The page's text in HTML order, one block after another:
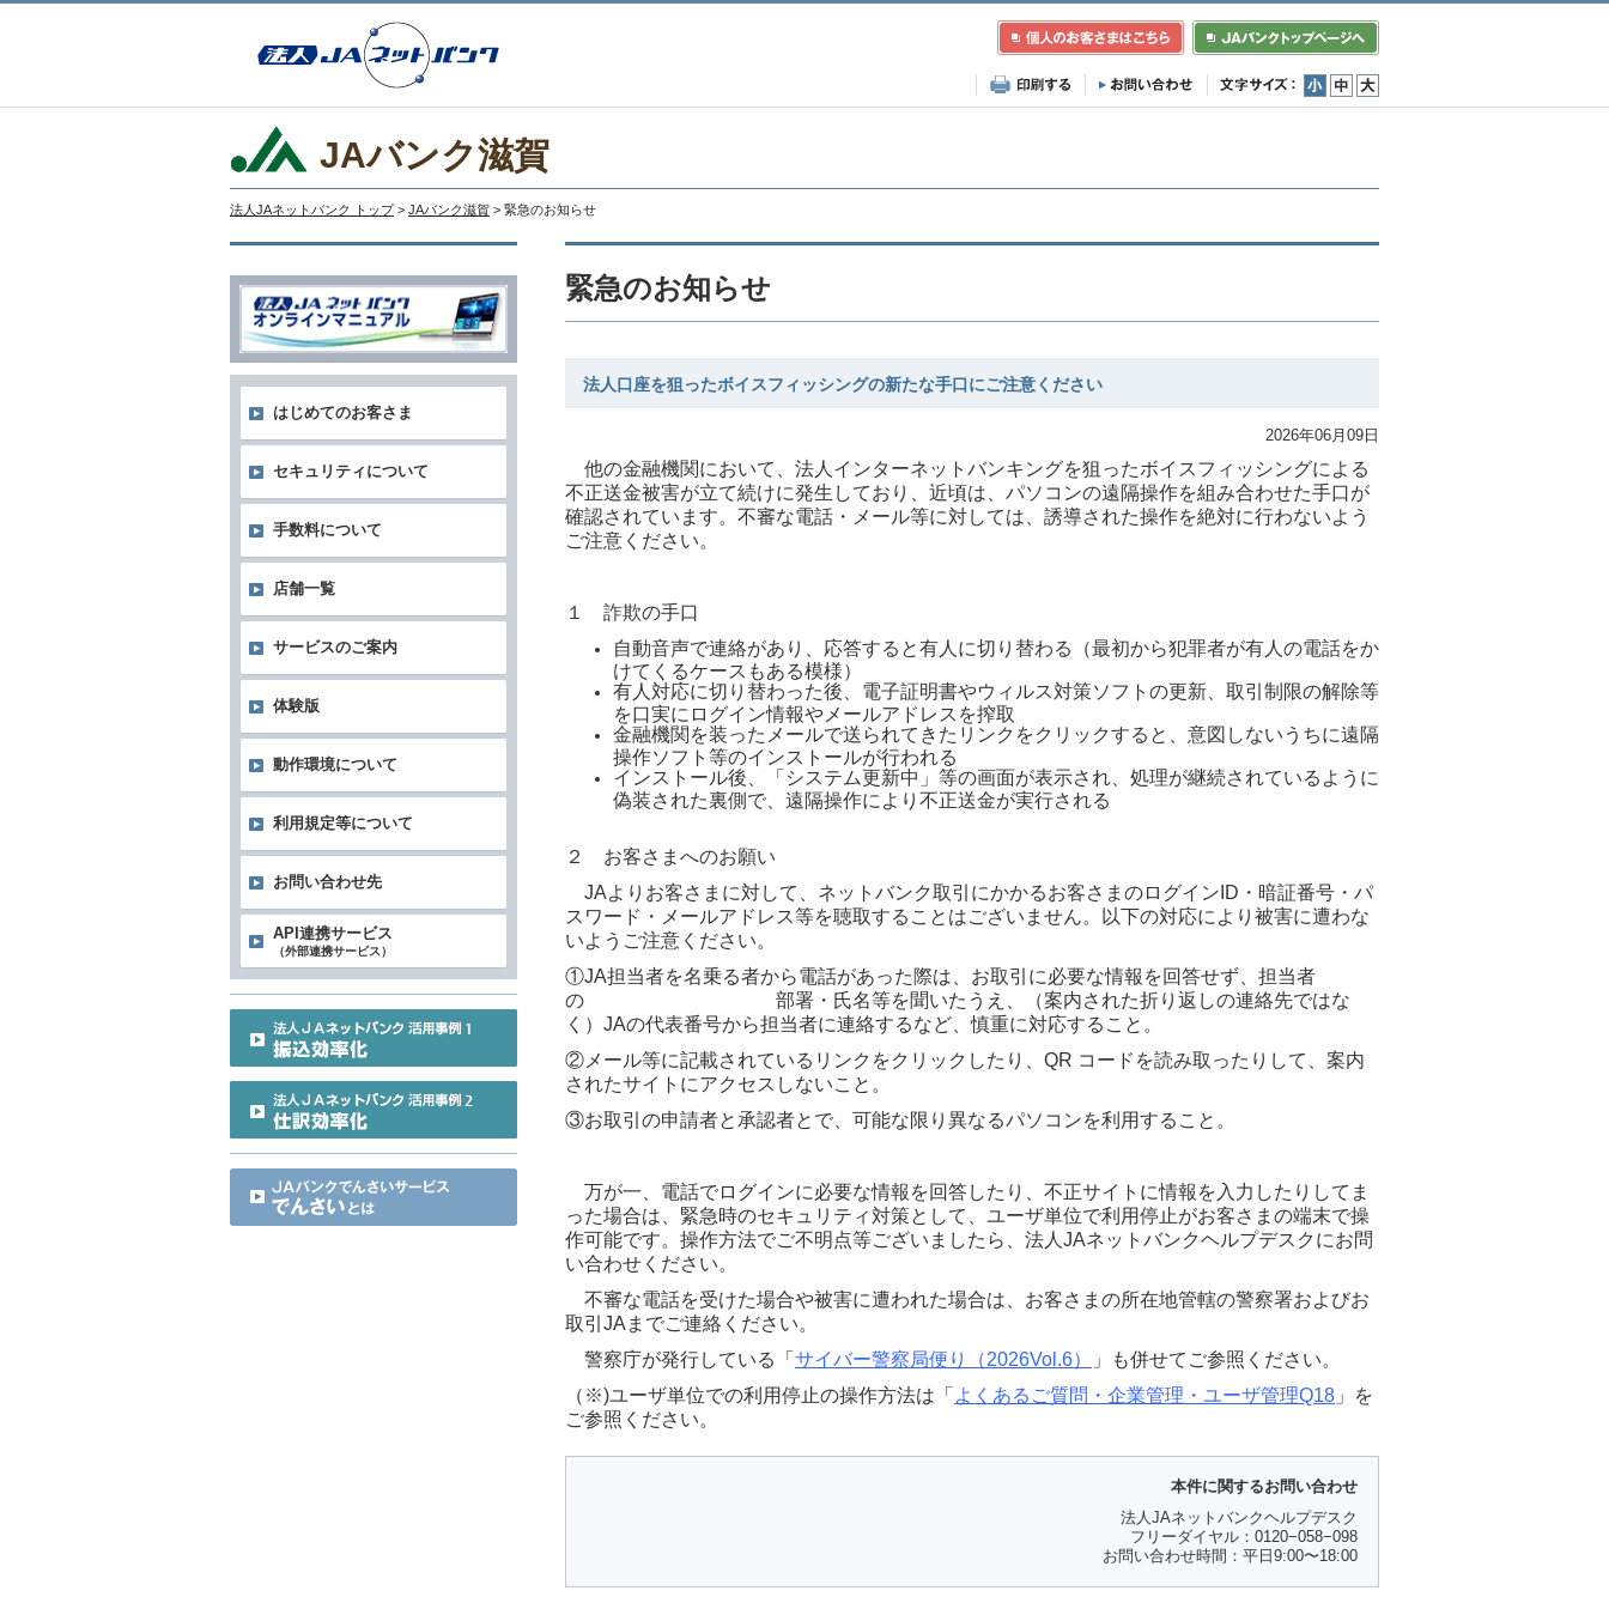
小 中 大
JAバンク滋賀
法人JAネットバンク トップ > JAバンク滋賀 > 緊急のお知らせ
緊急のお知らせ
法人口座を狙ったボイスフィッシングの新たな手口にご注意ください
2026年06月09日
他の金融機関において、法人インターネットバンキングを狙ったボイスフィッシングによる
不正送金被害が立て続けに発生しており、近頃は、パソコンの遠隔操作を組み合わせた手口が
確認されています。不審な電話・メール等に対しては、誘導された操作を絶対に行わないよう
ご注意ください。
１ 詐欺の手口
自動音声で連絡があり、応答すると有人に切り替わる（最初から犯罪者が有人の電話をか
けてくるケースもある模様）
有人対応に切り替わった後、電子証明書やウィルス対策ソフトの更新、取引制限の解除等
を口実にログイン情報やメールアドレスを搾取
金融機関を装ったメールで送られてきたリンクをクリックすると、意図しないうちに遠隔
操作ソフト等のインストールが行われる
インストール後、「システム更新中」等の画面が表示され、処理が継続されているように
偽装された裏側で、遠隔操作により不正送金が実行される
２ お客さまへのお願い
JAよりお客さまに対して、ネットバンク取引にかかるお客さまのログインID・暗証番号・パ
スワード・メールアドレス等を聴取することはございません。以下の対応により被害に遭わな
いようご注意ください。
①JA担当者を名乗る者から電話があった際は、お取引に必要な情報を回答せず、担当者
の 部署・氏名等を聞いたうえ、（案内された折り返しの連絡先ではな
く）JAの代表番号から担当者に連絡するなど、慎重に対応すること。
②メール等に記載されているリンクをクリックしたり、QR コードを読み取ったりして、案内
されたサイトにアクセスしないこと。
③お取引の申請者と承認者とで、可能な限り異なるパソコンを利用すること。
万が一、電話でログインに必要な情報を回答したり、不正サイトに情報を入力したりしてま
った場合は、緊急時のセキュリティ対策として、ユーザ単位で利用停止がお客さまの端末で操
作可能です。操作方法でご不明点等ございましたら、法人JAネットバンクヘルプデスクにお問
い合わせください。
不審な電話を受けた場合や被害に遭われた場合は、お客さまの所在地管轄の警察署およびお
取引JAまでご連絡ください。
警察庁が発行している「 サイバー警察局便り（2026Vol.6）
」も併せてご参照ください。
（※)ユーザ単位での利用停止の操作方法は「 よくあるご質問・企業管理・ユーザ管理Q18 」を
ご参照ください。
本件に関するお問い合わせ
法人JAネットバンクヘルプデスク
フリーダイヤル：0120−058−098
お問い合わせ時間：平日9:00〜18:00
はじめてのお客さま
セキュリティについて
手数料について
店舗一覧
サービスのご案内
体験版
動作環境について
利用規定等について
お問い合わせ先
API連携サービス
（外部連携サービス）